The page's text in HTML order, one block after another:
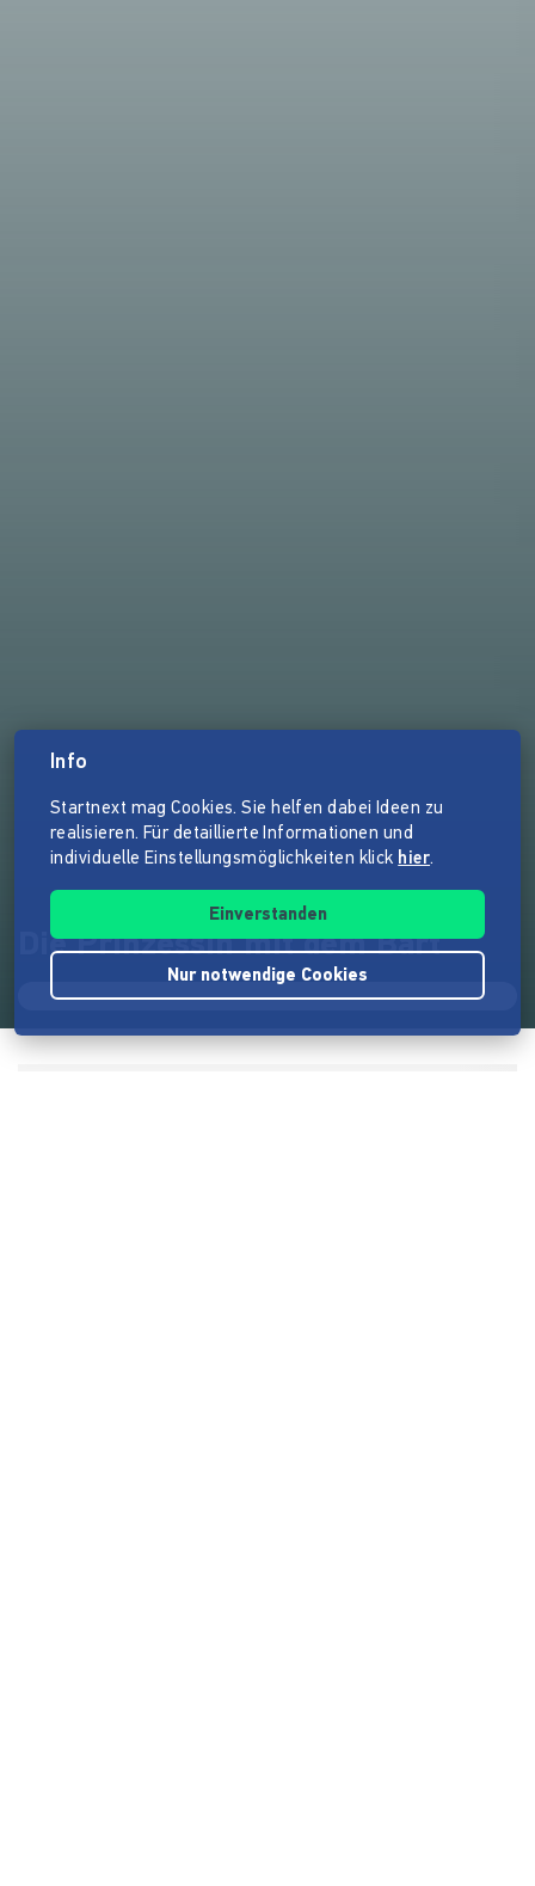
Die Prinzessin mit dem Bart
Info
Startnext mag Cookies. Sie helfen dabei Ideen zu
realisieren. Für detaillierte Informationen und
individuelle Einstellungsmöglichkeiten klick hier.
Einverstanden
Nur notwendige Cookies